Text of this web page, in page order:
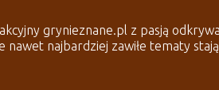
grynieznane.pl z pasją
nawet najbardziej zawiłe tematy